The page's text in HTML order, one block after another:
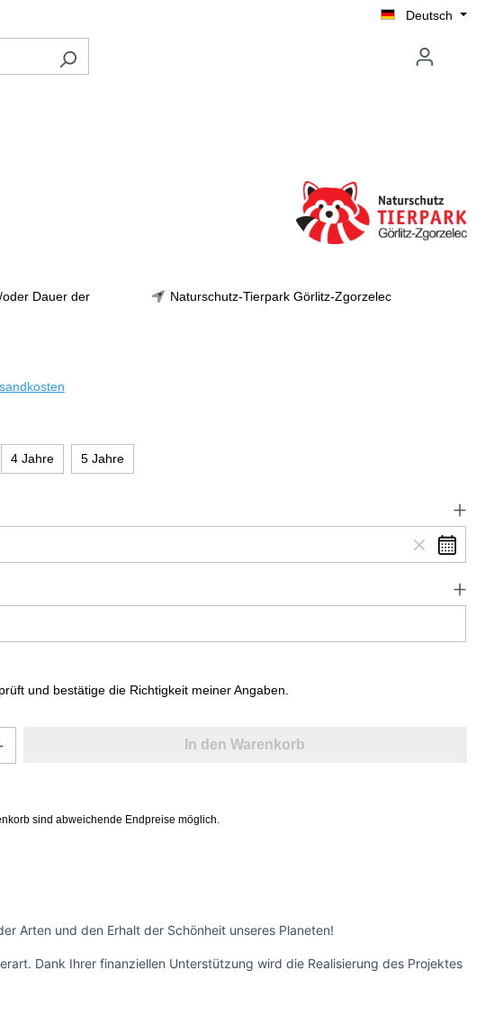
Deutsch
Dauer der
Naturschutz-Tierpark Görlitz-Zgorzelec
4 Jahre 5 Jahre
und bestätige die Richtigkeit meiner Angaben.
In den Warenkorb
sind abweichende Endpreise möglich.
Arten und den Erhalt der Schönheit unseres Planeten!
Dank Ihrer finanziellen Unterstützung wird die Realisierung des Projektes